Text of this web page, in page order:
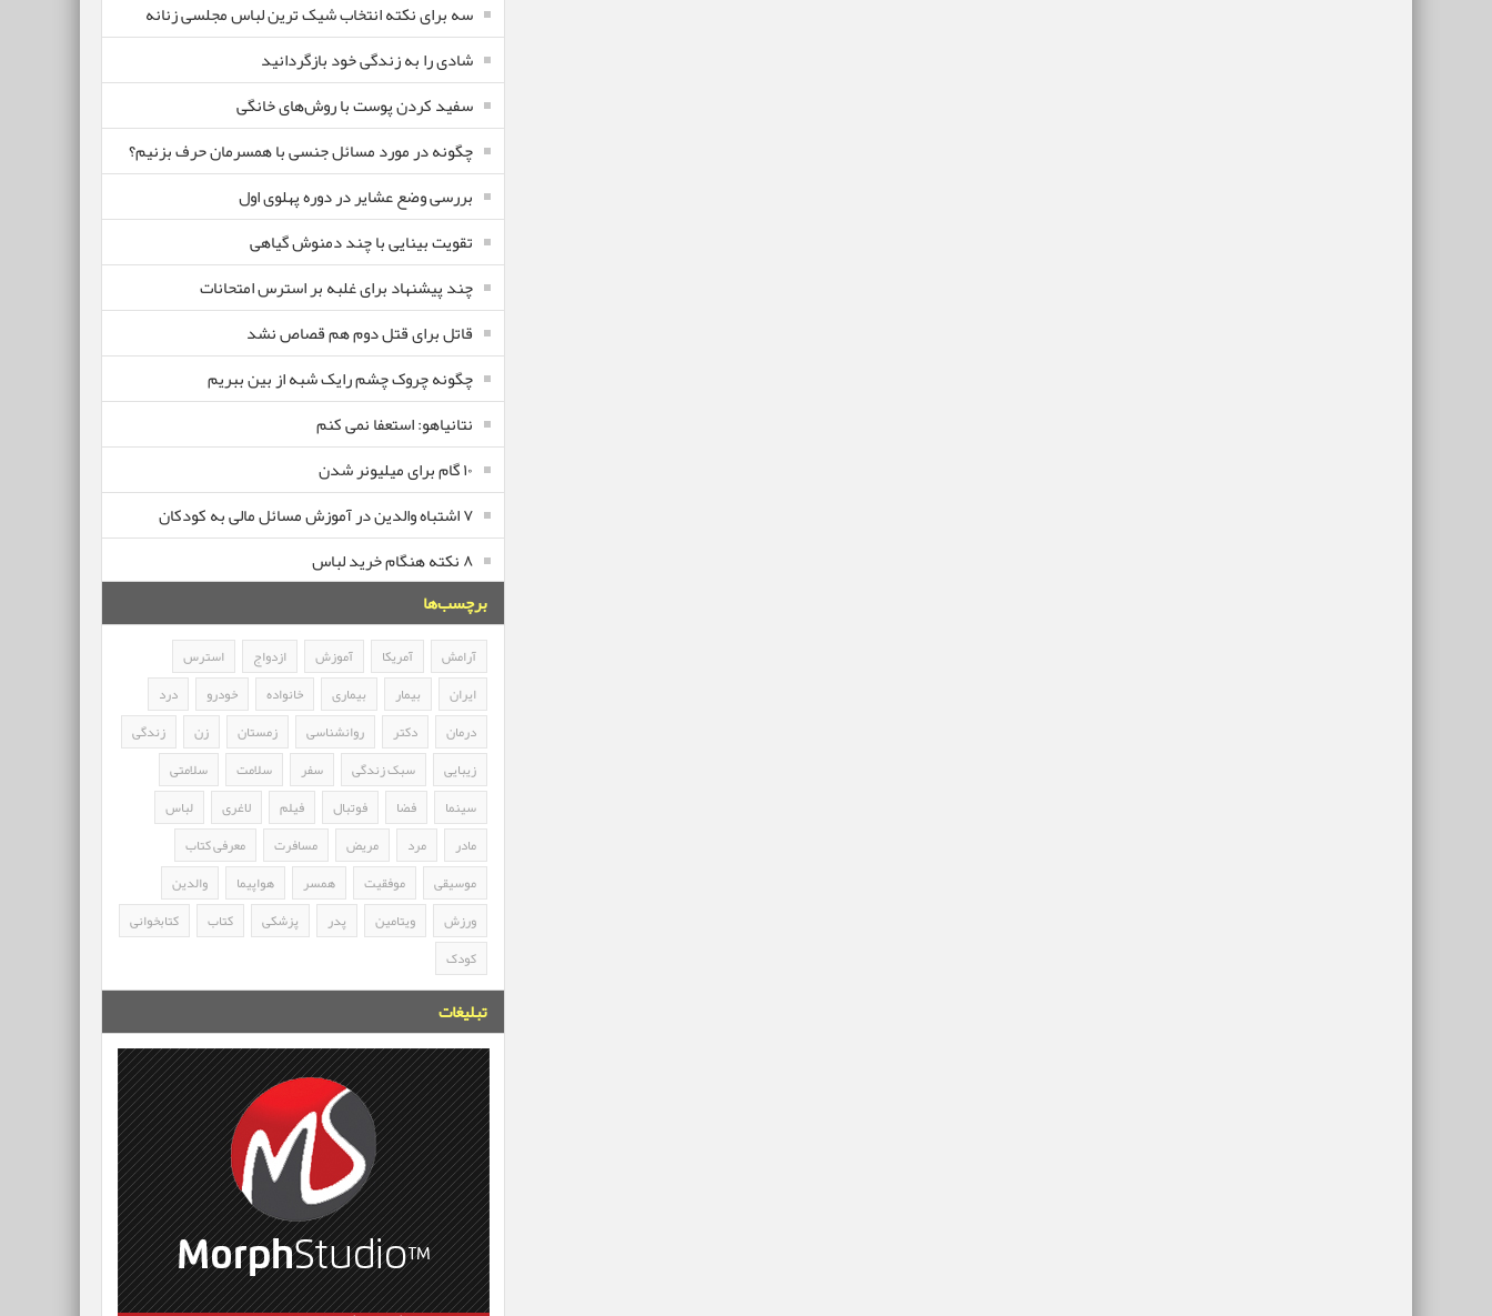
سه برای نکته انتخاب شیک ترین لباس مجلسی زنانه
شادی را به زندگی خود بازگردانید
سفید کردن پوست با روش‌های خانگی
چگونه در مورد مسائل جنسی با همسرمان حرف بزنیم؟
بررسی وضع عشایر در دوره پهلوی اول
تقویت بینایی با چند دمنوش گیاهی
چند پیشنهاد برای غلبه بر استرس امتحانات
قاتل برای قتل دوم هم قصاص نشد
چگونه چروک چشم رایک شبه از بین ببریم
نتانیاهو: استعفا نمی کنم
۱۰ گام برای میلیونر شدن
۷ اشتباه والدین در آموزش مسائل مالی به کودکان
۸ نکته هنگام خرید لباس
برچسب‌ها
آرامش آمریکا آموزش ازدواج
استرس
ایران
بیمار بیماری خانواده خودرو
درد
درمان
دکتر روانشناسی زمستان زن
زندگی
زیبایی
سبک زندگی سفر سلامت
سلامتی
سینما
فضا فوتبال فیلم لاغری
لباس
مادر
مرد مریض مسافرت
معرفی کتاب
موسیقی
موفقیت همسر هواپیما
والدین
ورزش
ویتامین پدر پزشکی کتاب
کتابخوانی
کودک
تبلیغات